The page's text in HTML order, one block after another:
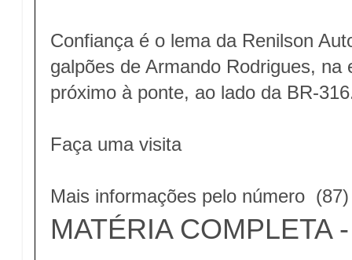
Confiança é o lema da Renilson
galpões de Armando Rodrigues, na
próximo à ponte, ao lado da BR-
Faça uma visita
Mais informações pelo número
MATÉRIA COMPLETA